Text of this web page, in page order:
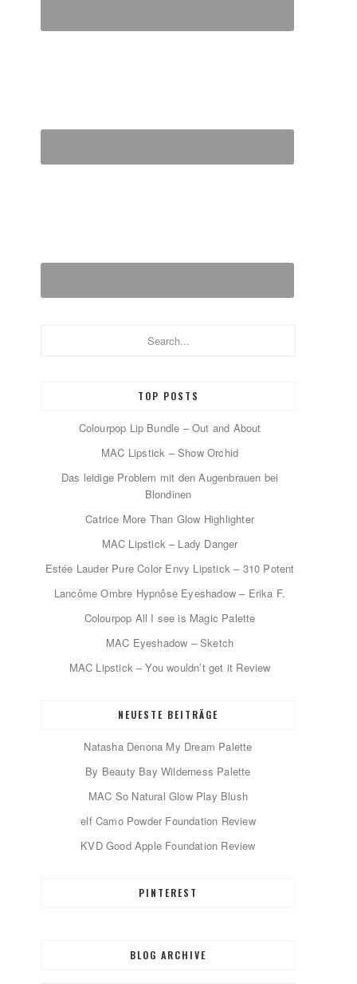
TOP POSTS
Colourpop Lip Bundle – Out and About
MAC Lipstick – Show Orchid
Das leidige Problem mit den Augenbrauen bei
Blondinen
Catrice More Than Glow Highlighter
MAC Lipstick – Lady Danger
Estée Lauder Pure Color Envy Lipstick – 310 Potent
Lancôme Ombre Hypnôse Eyeshadow – Erika F.
Colourpop All I see is Magic Palette
MAC Eyeshadow – Sketch
MAC Lipstick – You wouldn’t get it Review
NEUESTE BEITRÄGE
Natasha Denona My Dream Palette
By Beauty Bay Wilderness Palette
MAC So Natural Glow Play Blush
elf Camo Powder Foundation Review
KVD Good Apple Foundation Review
PINTEREST
BLOG ARCHIVE